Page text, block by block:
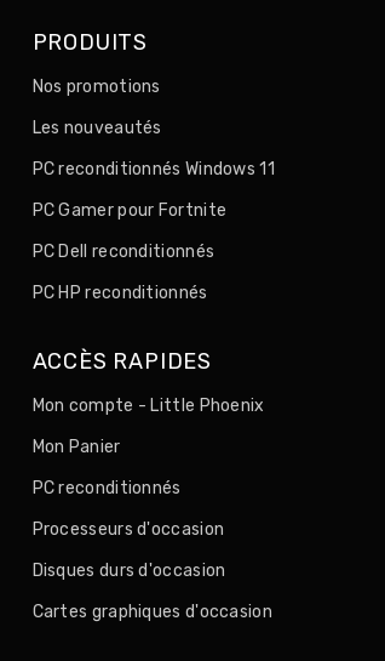
PRODUITS
Nos promotions
Les nouveautés
PC reconditionnés Windows 11
PC Gamer pour Fortnite
PC Dell reconditionnés
PC HP reconditionnés
ACCÈS RAPIDES
Mon compte - Little Phoenix
Mon Panier
PC reconditionnés
Processeurs d'occasion
Disques durs d'occasion
Cartes graphiques d'occasion